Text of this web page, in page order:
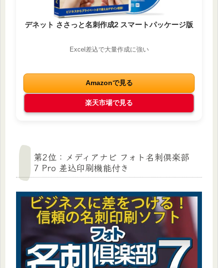
デネット ささっと名刺作成2 スマートパッケージ版
Excel差込で大量作成に強い
Amazonで見る
楽天市場で見る
第2位：メディアナビ フォト名刺倶楽部
7 Pro 差込印刷機能付き